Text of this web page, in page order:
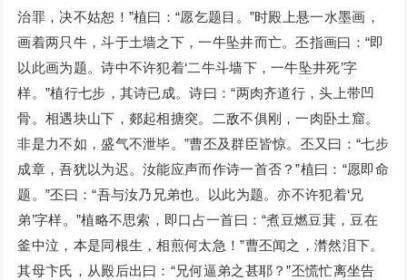
治罪，决不姑恕！”植曰：“愿乞题目。”时殿上悬一水墨画，
画着两只牛，斗于土墙之下，一牛坠井而亡。丕指画曰：“即
以此画为题。诗中不许犯着‘二牛斗墙下，一牛坠井死’字
样。”植行七步，其诗已成。诗曰：“两肉齐道行，头上带凹
骨。相遇块山下，郯起相搪突。二敌不俱刚，一肉卧土窟。
非是力不如，盛气不泄毕。”曹丕及群臣皆惊。丕又曰：“七步
成章，吾犹以为迟。汝能应声而作诗一首否？”植曰：“愿即命
题。”丕曰：“吾与汝乃兄弟也。以此为题。亦不许犯着‘兄
弟’字样。”植略不思索，即口占一首曰：“煮豆燃豆萁，豆在
釜中泣，本是同根生，相煎何太急！”曹丕闻之，潸然泪下。
其母卞氏，从殿后出曰：“兄何逼弟之甚耶？”丕慌忙离坐告